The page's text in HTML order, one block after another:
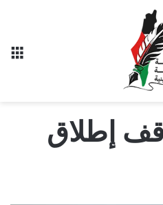
إطلاق